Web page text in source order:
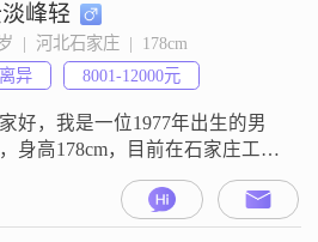
峰轻
|  河北石家庄  |  178cm
离异
8001-12000元
好，我是一位1977年出生的男
身高178cm，目前在石家庄工
，月收入在8001到12000元之间。
拥有大专学历，性格稳重可靠，
感强，随和易相处。在生活